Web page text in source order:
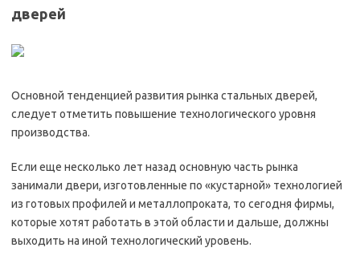
дверей
Основной тенденцией развития рынка стальных дверей,
следует отметить повышение технологического уровня
производства.
Если еще несколько лет назад основную часть рынка
занимали двери, изготовленные по «кустарной» технологией
из готовых профилей и металлопроката, то сегодня фирмы,
которые хотят работать в этой области и дальше, должны
выходить на иной технологический уровень.